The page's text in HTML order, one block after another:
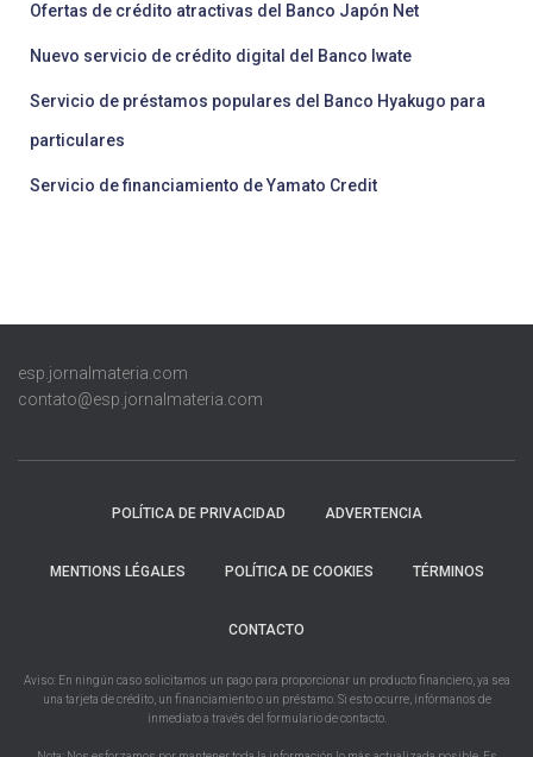
Ofertas de crédito atractivas del Banco Japón Net
Nuevo servicio de crédito digital del Banco Iwate
Servicio de préstamos populares del Banco Hyakugo para
particulares
Servicio de financiamiento de Yamato Credit
esp.jornalmateria.com
contato@esp.jornalmateria.com
POLÍTICA DE PRIVACIDAD ADVERTENCIA
MENTIONS LÉGALES POLÍTICA DE COOKIES TÉRMINOS
CONTACTO
Aviso: En ningún caso solicitamos un pago para proporcionar un producto financiero, ya sea
una tarjeta de crédito, un financiamiento o un préstamo. Si esto ocurre, infórmanos de
inmediato a través del formulario de contacto.